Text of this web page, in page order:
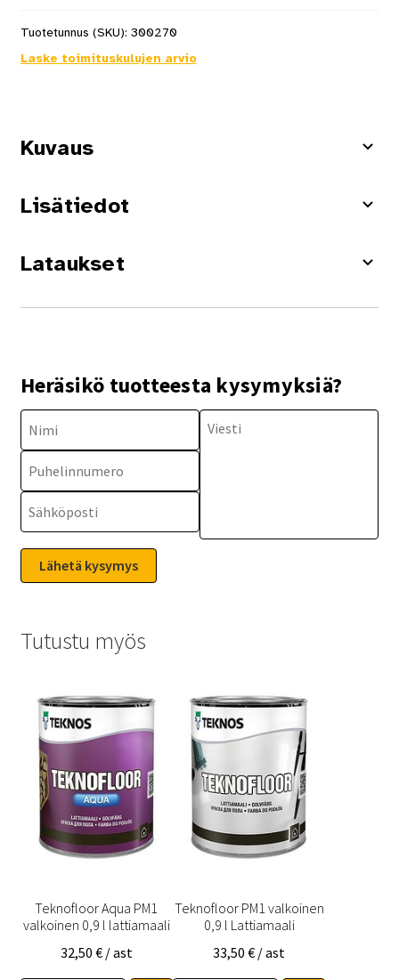
Tuotetunnus (SKU): 300270
Laske toimituskulujen arvio
Kuvaus
Lisätiedot
Lataukset
Heräsikö tuotteesta kysymyksiä?
Tutustu myös
Teknofloor Aqua PM1
valkoinen 0,9 l lattiamaali
32,50 € / ast
Teknofloor PM1 valkoinen
0,9 l Lattiamaali
33,50€ / ast